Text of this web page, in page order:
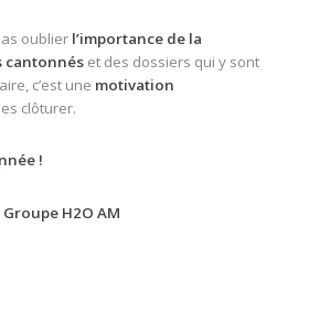
oublierl’importance de la
cantonnéset des dossiers qui y sont
c’est une motivation
clôturer.
!
H2O AM